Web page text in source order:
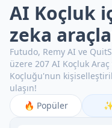
AI Koçluk
zeka
Futudo, Remy AI ve
üzere 207 AI Koçluk
Koçluğu'nun
ulaşın!
🔥 Popüler